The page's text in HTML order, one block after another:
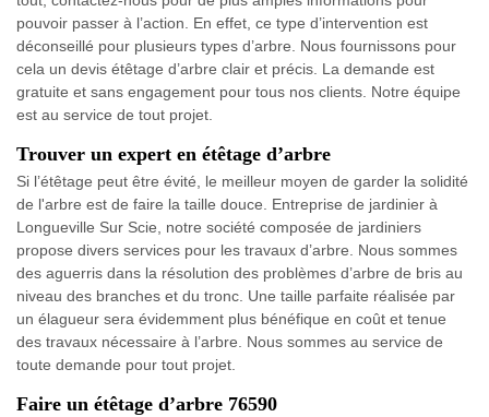
pouvoir passer à l’action. En effet, ce type d’intervention est
déconseillé pour plusieurs types d’arbre. Nous fournissons pour
cela un devis étêtage d’arbre clair et précis. La demande est
gratuite et sans engagement pour tous nos clients. Notre équipe
est au service de tout projet.
Trouver un expert en étêtage d’arbre
Si l’étêtage peut être évité, le meilleur moyen de garder la solidité
de l'arbre est de faire la taille douce. Entreprise de jardinier à
Longueville Sur Scie, notre société composée de jardiniers
propose divers services pour les travaux d’arbre. Nous sommes
des aguerris dans la résolution des problèmes d’arbre de bris au
niveau des branches et du tronc. Une taille parfaite réalisée par
un élagueur sera évidemment plus bénéfique en coût et tenue
des travaux nécessaire à l’arbre. Nous sommes au service de
toute demande pour tout projet.
Faire un étêtage d’arbre 76590